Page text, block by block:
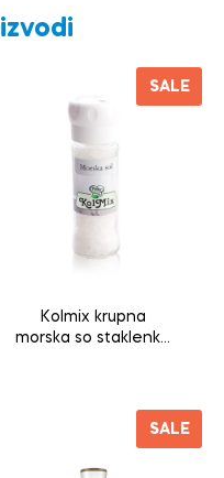
SALE
Kolmix krupna
morska so staklenka
SALE